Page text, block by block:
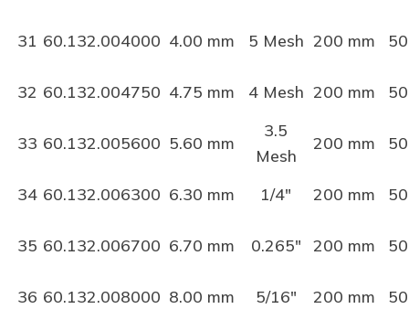
31 60.132.004000 4.00 mm 5 Mesh 200 mm
32 60.132.004750 4.75 mm 4 Mesh 200 mm
33 60.132.005600 5.60 mm
3.5
Mesh
200 mm
34 60.132.006300 6.30 mm 1/4" 200 mm
35 60.132.006700 6.70 mm 0.265" 200 mm
36 60.132.008000 8.00 mm 5/16" 200 mm